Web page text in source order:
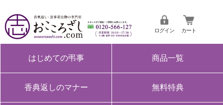
ログイン カート
はじめての弔事 商品一覧
香典返しのマナー 無料特典